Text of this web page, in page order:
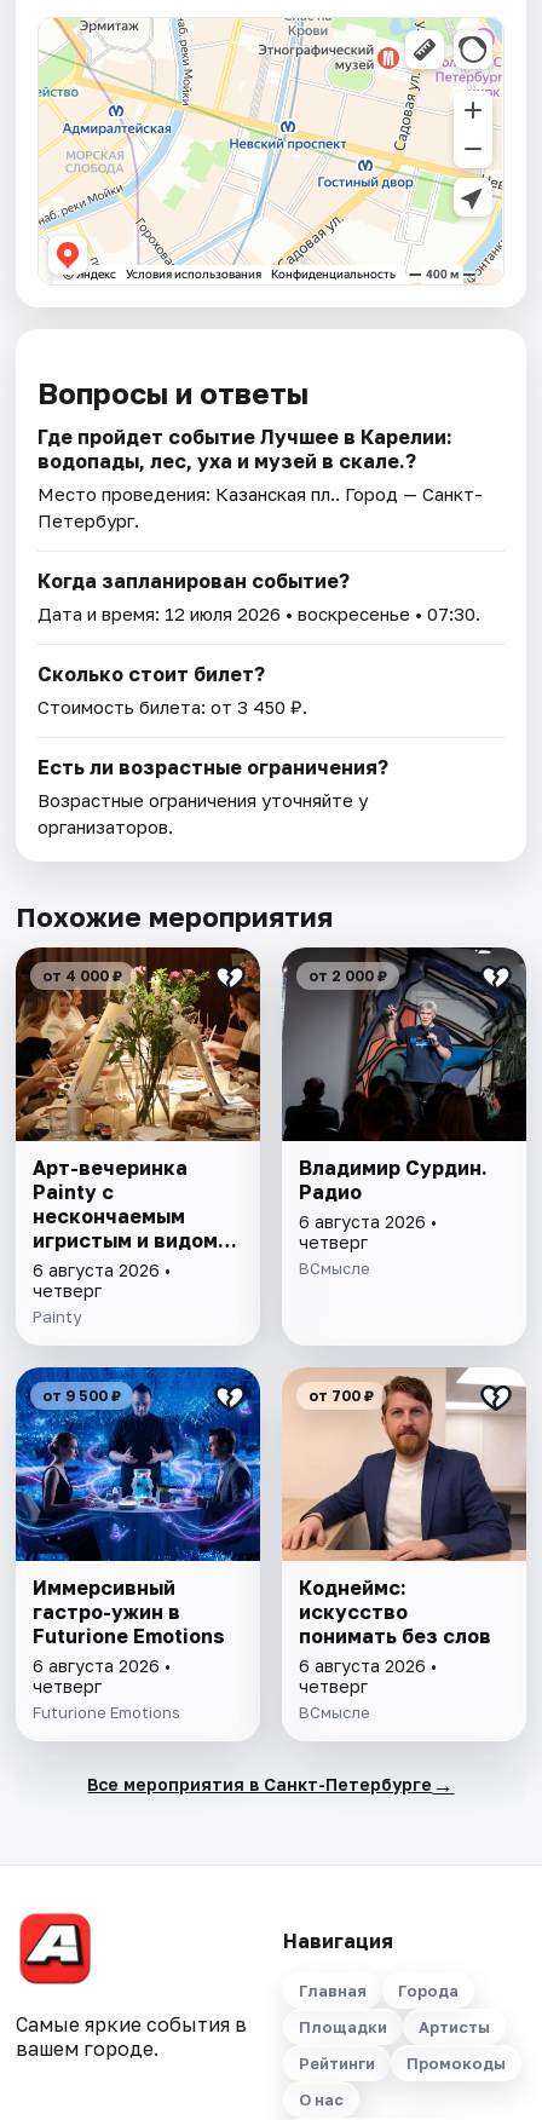
Вопросы и ответы
Где пройдет событие Лучшее в Карелии:
водопады, лес, уха и музей в скале.?
Место проведения: Казанская пл.. Город — Санкт-
Петербург.
Когда запланирован событие?
Дата и время: 12 июля 2026 • воскресенье • 07:30.
Сколько стоит билет?
Стоимость билета: от 3 450 ₽.
Есть ли возрастные ограничения?
Возрастные ограничения уточняйте у
организаторов.
Похожие мероприятия
от 4 000 ₽
Арт-вечеринка
Painty с
нескончаемым
игристым и видом
на Театр им. Андрея
Миронова
6 августа 2026 •
четверг
Painty
от 2 000 ₽
Владимир Сурдин.
Радио
6 августа 2026 •
четверг
ВСмысле
от 9 500 ₽
Иммерсивный
гастро-ужин в
Futurione Emotions
6 августа 2026 •
четверг
Futurione Emotions
от 700 ₽
Коднеймс:
искусство
понимать без слов
6 августа 2026 •
четверг
ВСмысле
Все мероприятия в Санкт-Петербурге →
Самые яркие события в
вашем городе.
Навигация
Главная
Города
Площадки
Артисты
Рейтинги
Промокоды
О нас